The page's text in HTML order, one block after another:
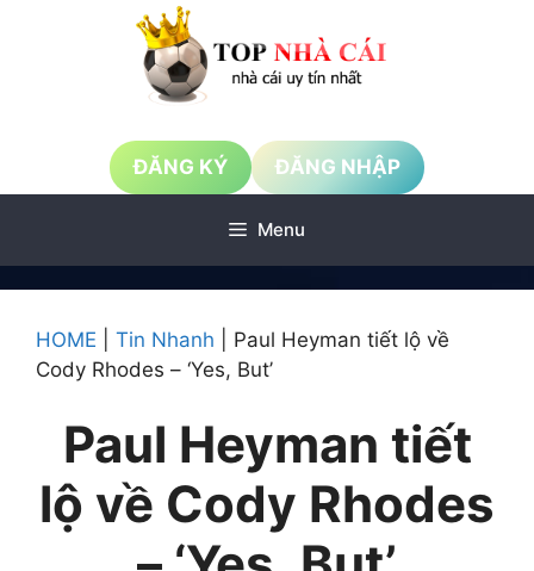
ĐĂNG KÝ ĐĂNG NHẬP
Menu
HOME Tin Nhanh
Paul Heyman tiết lộ về
Cody Rhodes – ‘Yes, But’
Paul Heyman tiết
lộ về Cody Rhodes